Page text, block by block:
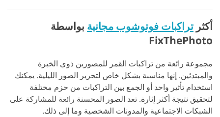
أكثر تراكبات فوتوشوب مجانية بواسطة
FixThePhoto
مجموعة رائعة من تراكبات القمر للمصورين ذوي الخبرة
والمبتدئين. إنها مناسبة بشكل خاص لتحرير الصور الليلية. يمكنك
استخدام تأثير واحد أو الجمع بين التراكبات من حزم مختلفة
لتحقيق نتيجة أكثر إثارة. تعد الصور المحسنة رائعة للمشاركة على
الشبكات الاجتماعية والمدونات الشخصية وما إلى ذلك.